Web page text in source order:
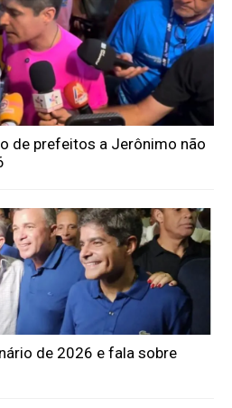
de prefeitos a Jerônimo não
de 2026 e fala sobre